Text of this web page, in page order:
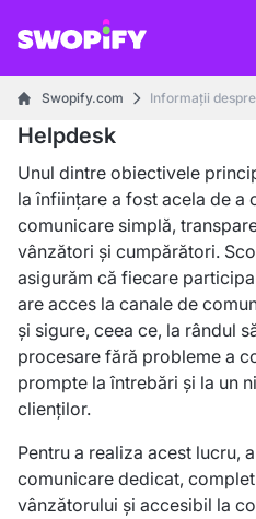
Swopify.com Informații
Helpdesk
Unul dintre obiectivele
la înființare a fost acela de a
comunicare simplă,
vânzători și cumpărători.
asigurăm că fiecare
are acces la canale de
și sigure, ceea ce, la rândul
procesare fără probleme a
prompte la întrebări și la un
clienților.
Pentru a realiza acest lucru,
comunicare dedicat,
vânzătorului și accesibil la